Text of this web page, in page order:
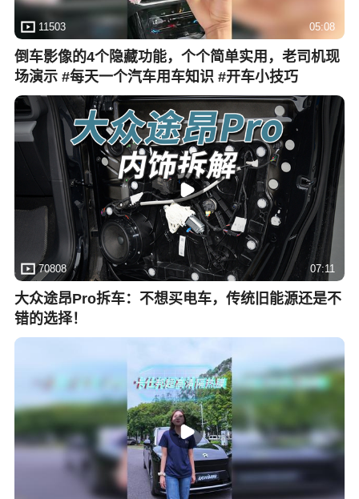
11503 05:08
倒车影像的4个隐藏功能，个个简单实用，老司机现
场演示 #每天一个汽车用车知识 #开车小技巧
70808 07:11
大众途昂Pro拆车：不想买电车，传统旧能源还是不
错的选择！